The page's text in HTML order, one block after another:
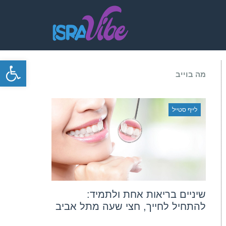
מה בוייב
לייף סטייל
שיניים בריאות אחת ולתמיד:
להתחיל לחייך, חצי שעה מתל אביב
פתח